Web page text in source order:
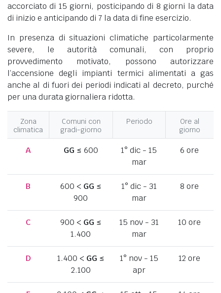
accorciato di 15 giorni, posticipando di 8 giorni la data
di inizio e anticipando di 7 la data di fine esercizio.
In presenza di situazioni climatiche particolarmente
severe, le autorità comunali, con proprio
provvedimento motivato, possono autorizzare
l’accensione degli impianti termici alimentati a gas
anche al di fuori dei periodi indicati al decreto, purché
per una durata giornaliera ridotta.
Zona
climatica
Comuni con
gradi-giorno
Periodo
Ore al
giorno
A GG ≤ 600
1° dic - 15
mar
6 ore
B 600 < GG ≤
900
1° dic - 31
mar
8 ore
C 900 < GG ≤
1.400
15 nov - 31
mar
10 ore
D 1.400 < GG ≤
2.100
1° nov - 15
apr
12 ore